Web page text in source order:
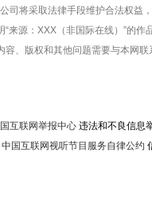
公司将采取法律手段维护合法权益
“来源：XXX（非国际在线）”的
容、版权和其他问题需要与本网联
互联网举报中心违法和不良信息
中国互联网视听节目服务自律公约